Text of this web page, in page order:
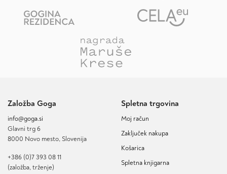
Založba Goga
info@goga.si
Glavni trg 6
8000 Novo mesto, Slovenija
+386 (0)7 393 08 11
(založba, trženje)
Spletna trgovina
Moj račun
Zaključek nakupa
Košarica
Spletna knjigarna